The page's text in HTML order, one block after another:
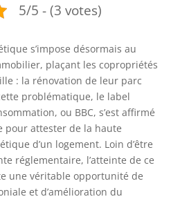
5/5 - (3 votes)
s’impose désormais au
plaçant les copropriétés
: la rénovation de leur parc
problématique, le label
ou BBC, s’est affirmé
pour attester de la haute
d’un logement. Loin d’être
réglementaire, l’atteinte de ce
une véritable opportunité de
et d’amélioration du